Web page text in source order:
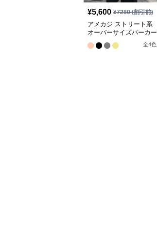
¥5,600 ¥7280(割引前)
アメカジ ストリート系
オーバーサイズパーカー
全4色